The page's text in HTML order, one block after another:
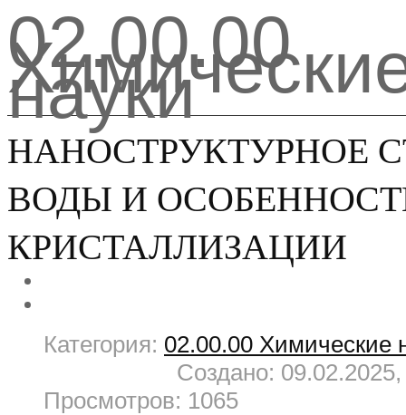
02.00.00
науки
НАНОСТРУКТУРНОЕ
ВОДЫ И
КРИСТАЛЛИЗАЦИИ
Категория: 02.00.00 Химические
Создано:
Просмотров: 1065